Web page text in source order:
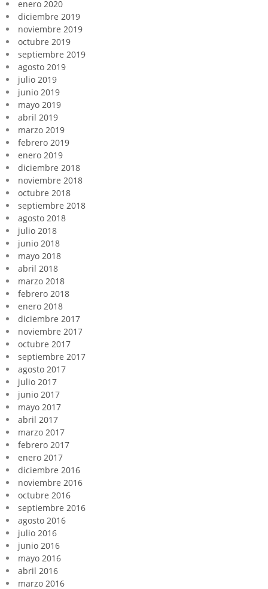
enero 2020
diciembre 2019
noviembre 2019
octubre 2019
septiembre 2019
agosto 2019
julio 2019
junio 2019
mayo 2019
abril 2019
marzo 2019
febrero 2019
enero 2019
diciembre 2018
noviembre 2018
octubre 2018
septiembre 2018
agosto 2018
julio 2018
junio 2018
mayo 2018
abril 2018
marzo 2018
febrero 2018
enero 2018
diciembre 2017
noviembre 2017
octubre 2017
septiembre 2017
agosto 2017
julio 2017
junio 2017
mayo 2017
abril 2017
marzo 2017
febrero 2017
enero 2017
diciembre 2016
noviembre 2016
octubre 2016
septiembre 2016
agosto 2016
julio 2016
junio 2016
mayo 2016
abril 2016
marzo 2016